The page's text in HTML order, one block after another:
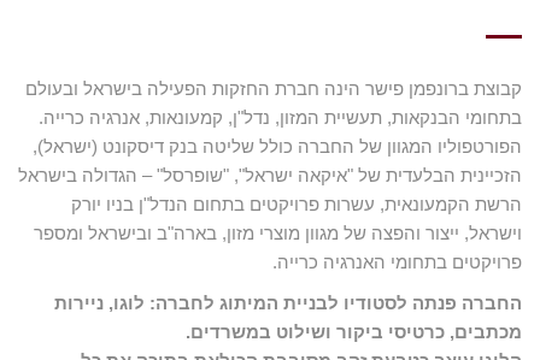
קבוצת ברונפמן פישר הינה חברת החזקות הפעילה בישראל ובעולם
בתחומי הבנקאות, תעשיית המזון, נדל"ן, קמעונאות, אנרגיה כרייה.
הפורטפוליו המגוון של החברה כולל שליטה בנק דיסקונט (ישראל),
הזכיינית הבלעדית של "איקאה ישראל", "שופרסל" – הגדולה בישראל
הרשת הקמעונאית, עשרות פרויקטים בתחום הנדל"ן בניו יורק
וישראל, ייצור והפצה של מגוון מוצרי מזון, בארה"ב ובישראל ומספר
פרויקטים בתחומי האנרגיה כרייה.
החברה פנתה לסטודיו לבניית המיתוג לחברה: לוגו, ניירות
מכתבים, כרטיסי ביקור ושילוט במשרדים.